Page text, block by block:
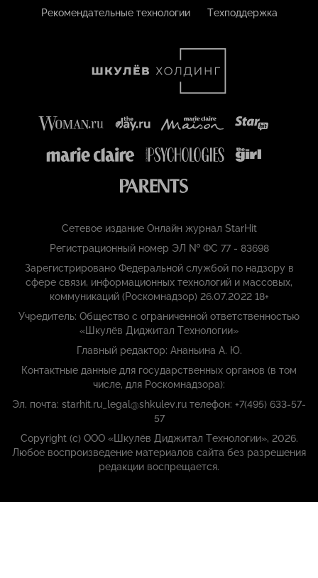
Рекомендательные технологии
Техподдержка
Сетевое издание Онлайн журнал StarHit
Регистрационный номер ЭЛ № ФС 77 - 83698
Зарегистрировано Федеральной службой по надзору в
сфере связи, информационных технологий и массовых,
коммуникаций (Роскомнадзор) 26.07.2022 18+
Учредитель: Общество с ограниченной ответственностью
«Шкулёв Диджитал Технологии»
Главный редактор: Ананьина А. Ю.
Контактные данные для государственных органов (в том
числе, для Роскомнадзора):
Эл. почта: starhit.ru_legal@shkulev.ru телефон: +7(495) 633-57-
57
Copyright (с) ООО «Шкулёв Диджитал Технологии», 2026.
Любое воспроизведение материалов сайта без разрешения
редакции воспрещается.